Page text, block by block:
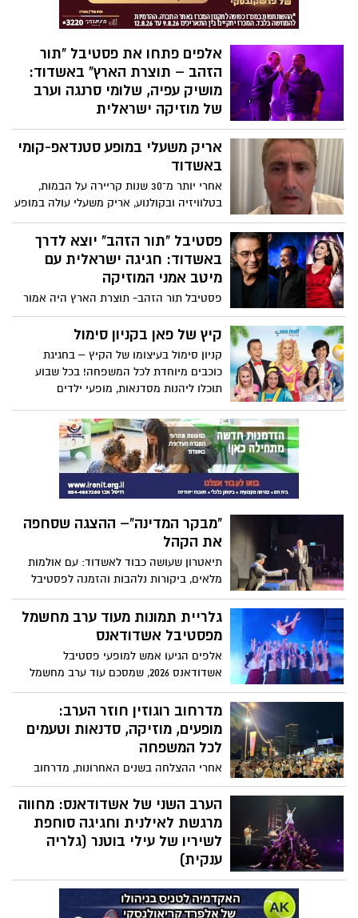
החיבור בין מסורת ליצירה עכשווית, הייחוד
של הפסטיבל והחזון להפוך אותו לבית של
אלפים פתחו את פסטיבל "תור
הזהב – תוצרת הארץ" באשדוד:
מושיק עפיה, שלומי סרנגה וערב
של מוזיקה ישראלית
פסטיבל "תור הזהב – תוצרת הארץ" יצא
לדרך באשדוד עם אלפי משתתפים, מופעים
חגיגיים ואווירה סוחפת. בימים הקרובים יעלו
על הבמות ריף כהן, רביד כחלני, בעז שרעבי,
הראל סקעת וחיים משה.
אריק משעלי במופע סטנדאפ-קומי
באשדוד
אחרי יותר מ־30 שנות קריירה על הבמות,
בטלוויזיה ובקולנוע, אריק משעלי עולה במופע
יחיד סוחף, מצחיק ומרגש, שמחזיר את הקהל
היישר אל שנות ה־80: השנים העליזות,
התמימות, הרועשות והיפות שכולנו מתגעגעים
פסטיבל "תור הזהב" יוצא לדרך
באשדוד: חגיגה ישראלית עם
מיטב אמני המוזיקה
פסטיבל תור הזהב- תוצרת הארץ היה אמור
להתקיים מוקדם יותר השנה, אך בעקבות
המצב הביטחוני ומלחמת "עם כלביא" נדחה
מועד קיומו. מתוך הרצון להמשיך לקיים
תרבות גם בתקופות מאתגרות, חברו המרכז
לפיוט ושירה ואגף האירועים של עיריית
עשירה ומגוונת יותר, המוקדשת כולה ליצירה
הישראלית ולפס הקול שמחבר בין קהילות,
מסורות ודורות וכעת גאות להציג פסטיבל תור
הזהב – תוצרת הארץ
קיץ של פאן בקניון סימול
קניון סימול בעיצומו של הקיץ – בחגיגת
כוכבים מיוחדת לכל המשפחה! בכל שבוע
תוכלו ליהנות מסדנאות, מופעי ילדים
נתי הגעתי הופעתי, דוד חיים ומני ממטרה!
"מבקר המדינה"– ההצגה שסחפה
את הקהל
תיאטרון שעושה כבוד לאשדוד: עם אולמות
מלאים, ביקורות נלהבות והזמנה לפסטיבל
התיאטרון היוקרתי בישראל תיאטרון ברמוזה
מוכיח שיצירה גדולה יכולה לצמוח גם מחוץ
למרכז הארץ.
גלריית תמונות מעוד ערב מחשמל
מפסטיבל אשדודאנס
אלפים הגיעו אמש למופעי פסטיבל
אשדודאנס 2026, שמסכם עוד ערב מחשמל
במיוחד. טוביה סגל בגלריית תמונות ענקית
מדרחוב רוגוזין חוזר הערב:
מופעים, מוזיקה, סדנאות וטעמים
לכל המשפחה
אחרי ההצלחה בשנים האחרונות, מדרחוב
רוגוזין באשדוד שוב מתמלא באווירה חגיגית
עם מופעי ילדים, הופעות מוזיקליות, דוכני
אוכל, סדנאות יצירה והפתעות לכל המשפחה
– והכניסה חופשית
הערב השני של אשדודאנס: מחווה
מרגשת לאילנית וחגיגה סוחפת
לשיריו של עילי בוטנר (גלריה
ענקית)
הערב השני של פסטיבל אשדודאנס סיפק
לקהל חוויה מוזיקלית עשירה ומגוונת, עם שתי
הפקות מקור מרשימות שחיברו בין מוזיקה